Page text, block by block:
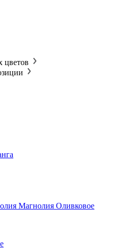
цветов
Магнолия Оливковое